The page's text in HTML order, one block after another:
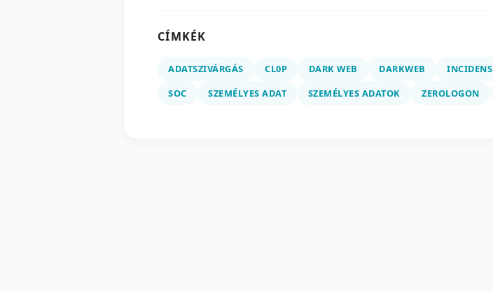
CÍMKÉK
ADATSZIVÁRGÁS CL0P DARK WEB DARKWEB INCIDENS
SOC
SZEMÉLYES ADAT SZEMÉLYES ADATOK ZEROLOGON